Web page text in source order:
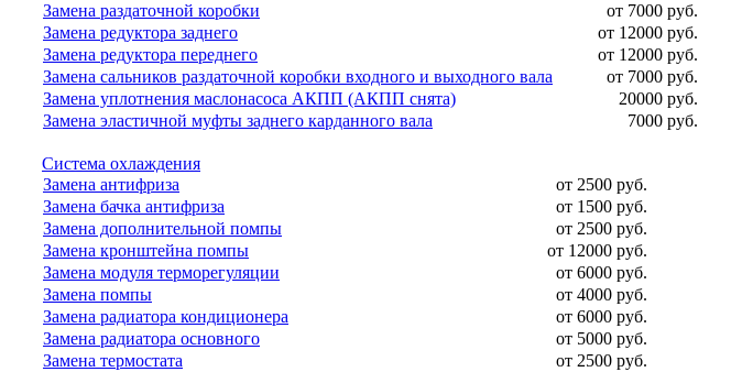
Замена раздаточной коробки
от 7000 руб.
Замена редуктора заднего
от 12000 руб.
Замена редуктора переднего
от 12000 руб.
Замена сальников раздаточной коробки входного и выходного вала
от 7000 руб.
Замена уплотнения маслонасоса АКПП (АКПП снята)
20000 руб.
Замена эластичной муфты заднего карданного вала
7000 руб.
Система охлаждения
Замена антифриза
от 2500 руб.
Замена бачка антифриза
от 1500 руб.
Замена дополнительной помпы
от 2500 руб.
Замена кронштейна помпы
от 12000 руб.
Замена модуля терморегуляции
от 6000 руб.
Замена помпы
от 4000 руб.
Замена радиатора кондиционера
от 6000 руб.
Замена радиатора основного
от 5000 руб.
Замена термостата
от 2500 руб.